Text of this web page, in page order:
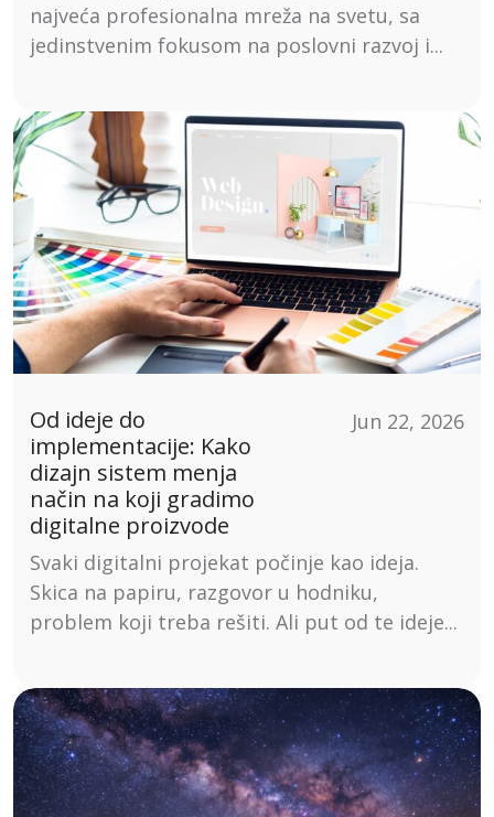
najveća profesionalna mreža na svetu, sa
jedinstvenim fokusom na poslovni razvoj i...
Od ideje do
implementacije: Kako
dizajn sistem menja
način na koji gradimo
digitalne proizvode
Jun 22, 2026
Svaki digitalni projekat počinje kao ideja.
Skica na papiru, razgovor u hodniku,
problem koji treba rešiti. Ali put od te ideje...